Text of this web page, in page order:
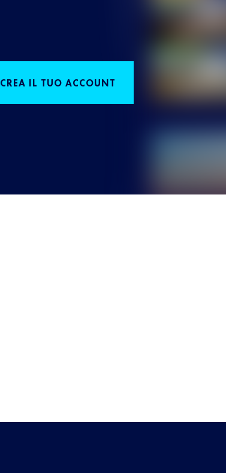
CREA IL TUO ACCOUNT